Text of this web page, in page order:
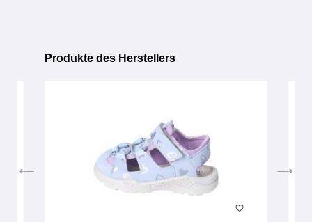
Produktgalerie überspringen
Produkte des Herstellers